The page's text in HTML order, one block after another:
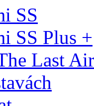
SS
SS Plus +
Last